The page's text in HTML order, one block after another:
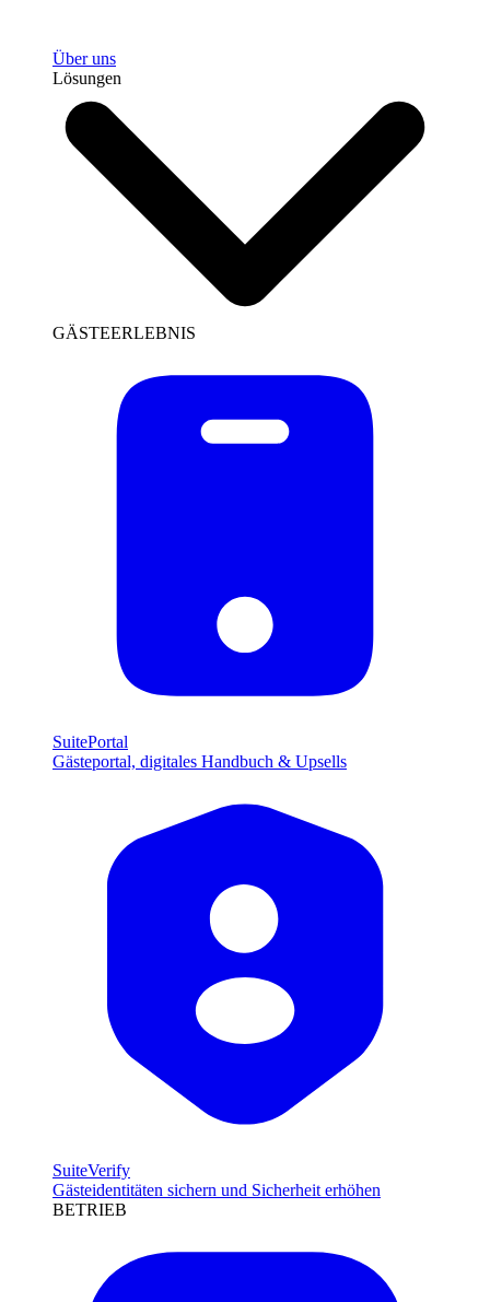
Über uns
Lösungen
GÄSTEERLEBNIS
SuitePortal
Gästeportal, digitales Handbuch & Upsells
SuiteVerify
Gästeidentitäten sichern und Sicherheit erhöhen
BETRIEB